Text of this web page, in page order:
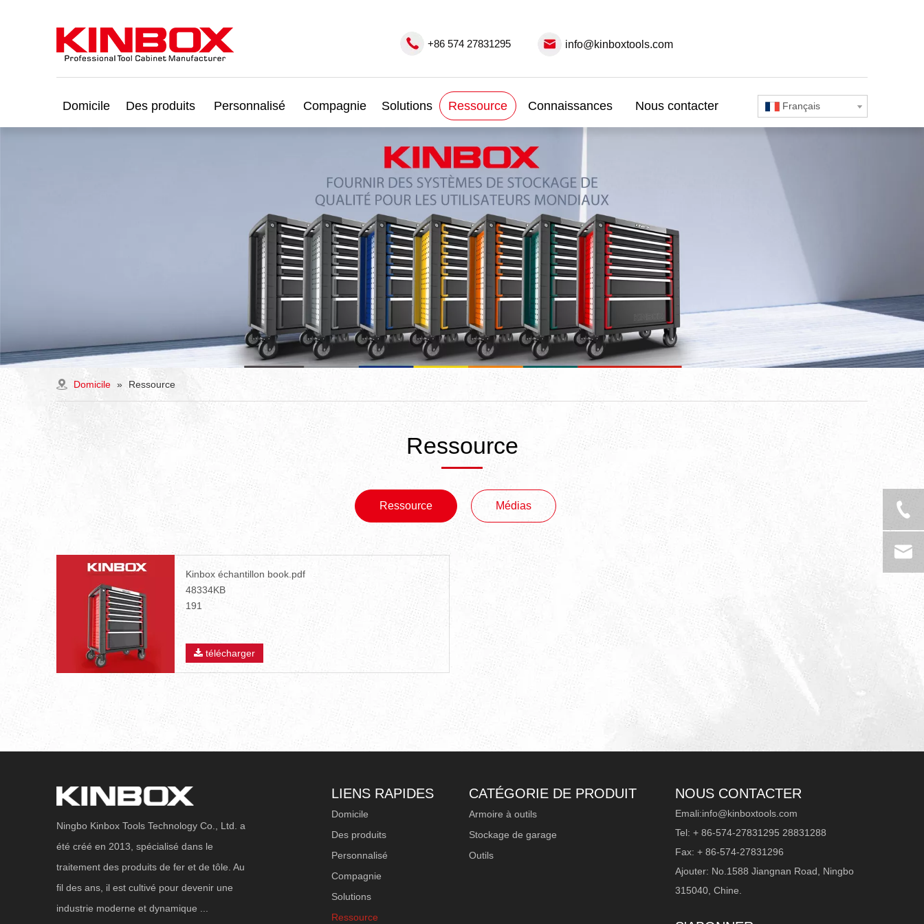
+86 574 27831295 info@kinboxtools.com
Domicile Des produits Personnalisé Compagnie Solutions Ressource Connaissances Nous contacter Français
Domicile » Ressource
Ressource
Ressource Médias
Kinbox échantillon book.pdf
48334KB
191
télécharger
Ningbo Kinbox Tools Technology Co., Ltd. a
été créé en 2013, spécialisé dans le
traitement des produits de fer et de tôle. Au
fil des ans, il est cultivé pour devenir une
industrie moderne et dynamique ...
LIENS RAPIDES
Domicile
Des produits
Personnalisé
Compagnie
Solutions
Ressource
CATÉGORIE DE PRODUIT
Armoire à outils
Stockage de garage
Outils
NOUS CONTACTER
Emali:info@kinboxtools.com
Tel: + 86-574-27831295 28831288
Fax: + 86-574-27831296
Ajouter: No.1588 Jiangnan Road, Ningbo
315040, Chine.